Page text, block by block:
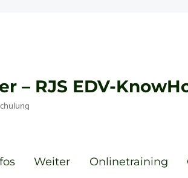
– RJS EDV-
Weiter Onlinetraining